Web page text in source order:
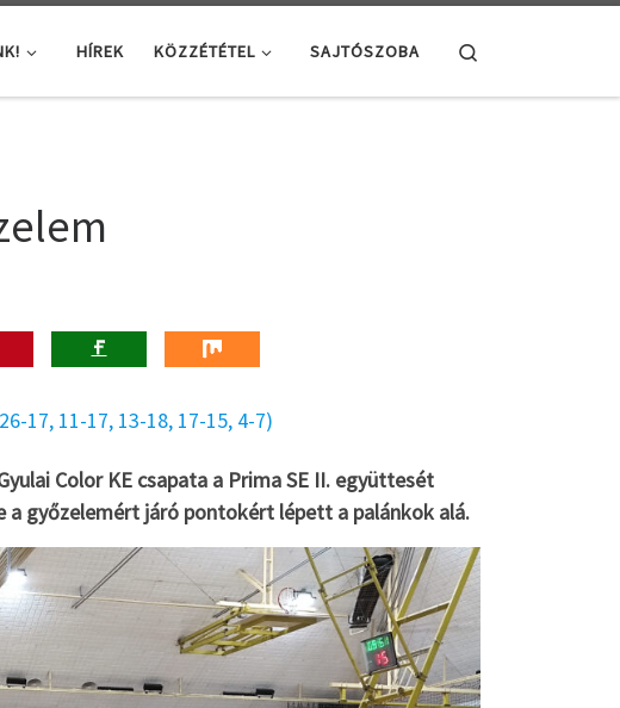
HÍREK KÖZZÉTÉTEL SAJTÓSZOBA
17, 11-17, 13-18, 17-15, 4-7)
Color KE csapata a Prima SE II. együttesét
a győzelemért járó pontokért lépett a palánkok alá.